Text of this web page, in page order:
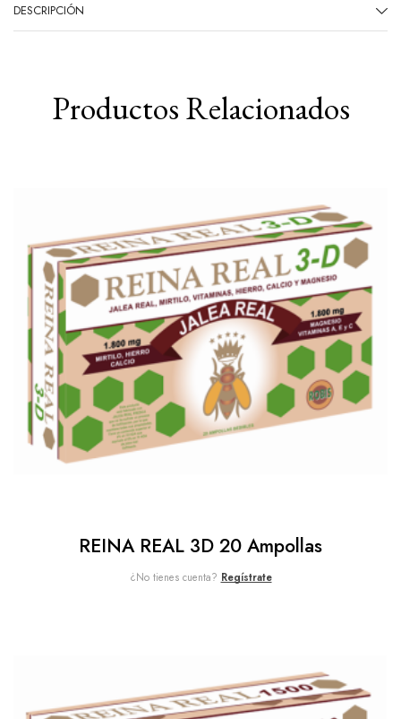
DESCRIPCIÓN
Productos Relacionados
REINA REAL 3D 20 Ampollas
¿No tienes cuenta? Regístrate